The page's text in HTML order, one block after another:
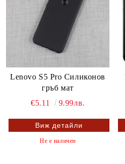
Lenovo S5 Pro Силиконов
гръб мат
€5.11
9.99лв.
Виж детайли
Не е наличен